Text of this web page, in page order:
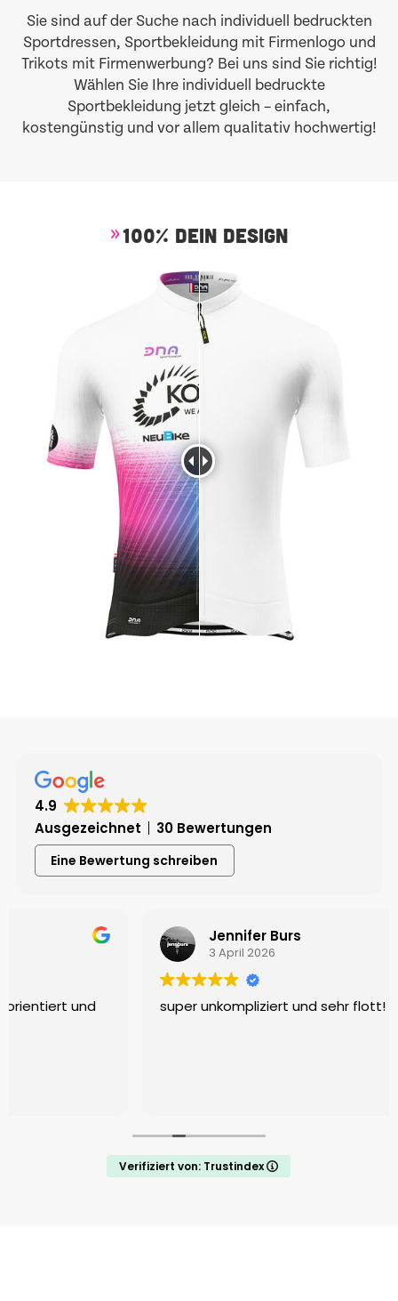
Sie sind auf der Suche nach individuell bedruckten
Sportdressen, Sportbekleidung mit Firmenlogo und
Trikots mit Firmenwerbung? Bei uns sind Sie richtig!
Wählen Sie Ihre individuell bedruckte
Sportbekleidung jetzt gleich – einfach,
kostengünstig und vor allem qualitativ hochwertig!
100% DEIN DESIGN
4.9
Ausgezeichnet
30 Bewertungen
Eine Bewertung schreiben
Jennifer Burs
super unkompliziert und sehr flott!
Verifiziert von: Trustindex